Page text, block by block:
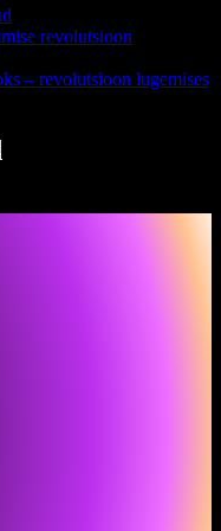
revolutsioon
– revolutsioon lugemises